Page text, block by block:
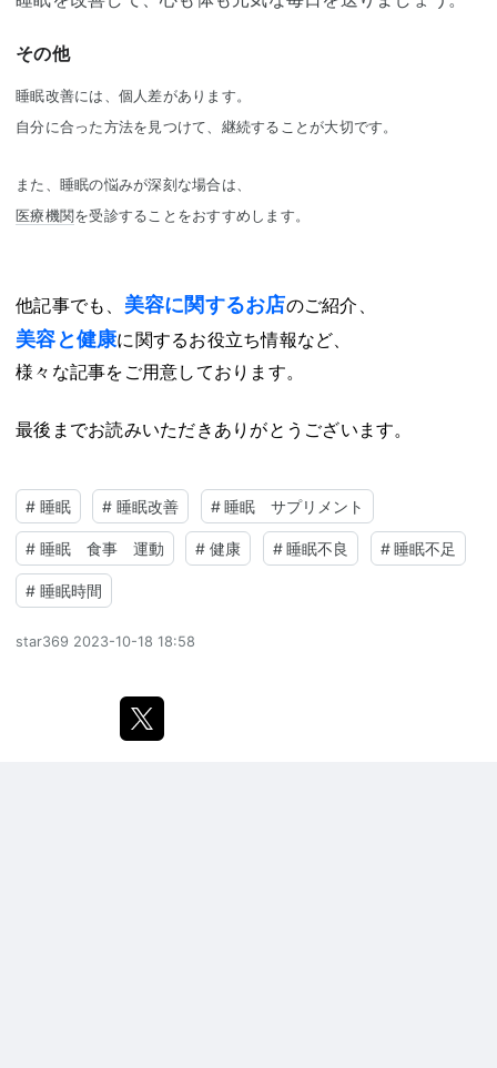
その他
睡眠改善には、個人差があります。
自分に合った方法を見つけて、継続することが大切です。
また、睡眠の悩みが深刻な場合は、
医療機関を受診することをおすすめします。
他記事でも、 美容に関するお店のご紹介、
美容と健康に関するお役立ち情報など、
様々な記事をご用意しております。
最後までお読みいただきありがとうございます。
# 睡眠 # 睡眠改善 # 睡眠 サプリメント
# 睡眠 食事 運動 # 健康 # 睡眠不良 # 睡眠不足
# 睡眠時間
star369 2023-10-18 18:58